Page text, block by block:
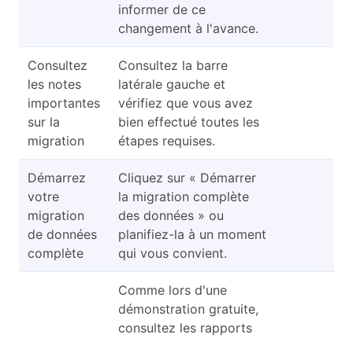
informer de ce
changement à l'avance.
Consultez
les notes
importantes
sur la
migration
Consultez la barre
latérale gauche et
vérifiez que vous avez
bien effectué toutes les
étapes requises.
Démarrez
votre
migration
de données
complète
Cliquez sur « Démarrer
la migration complète
des données » ou
planifiez-la à un moment
qui vous convient.
Comme lors d'une
démonstration gratuite,
consultez les rapports